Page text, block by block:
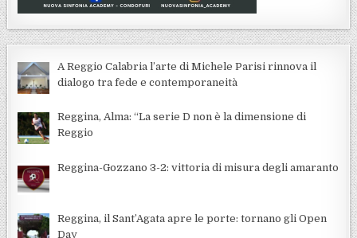
A Reggio Calabria l’arte di Michele Parisi rinnova il
dialogo tra fede e contemporaneità
Reggina, Alma: “La serie D non è la dimensione di
Reggio
Reggina-Gozzano 3-2: vittoria di misura degli amaranto
Reggina, il Sant’Agata apre le porte: tornano gli Open
Day